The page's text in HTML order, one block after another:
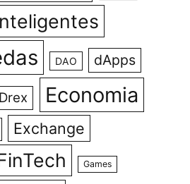
DAO dApps
Drex Economia
Exchange
Games